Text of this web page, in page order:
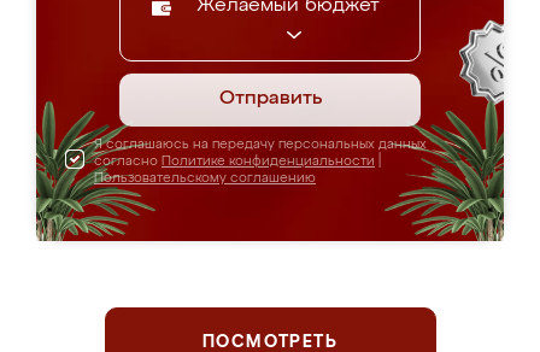
Желаемый бюджет
Отправить
Я соглашаюсь на передачу персональных данных
согласно Политике конфиденциальности
Пользовательскому соглашению
ПОСМОТРЕТЬ